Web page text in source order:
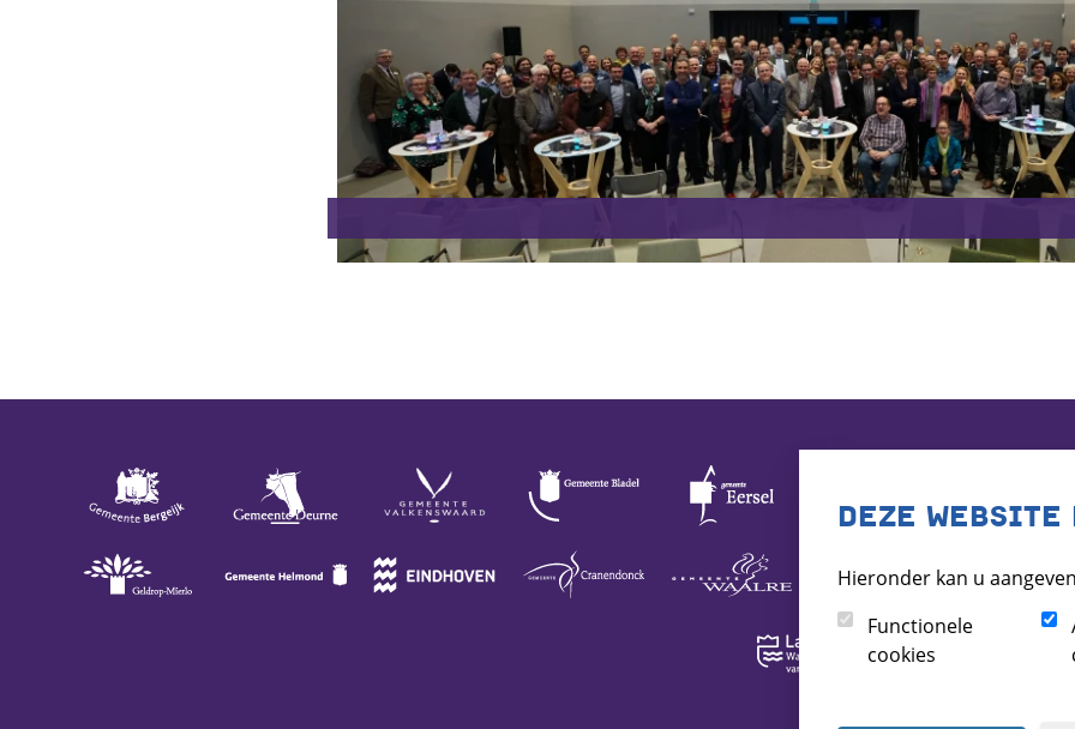
DEZE WEBSITE
Hieronder kan u
Functionele
cookies